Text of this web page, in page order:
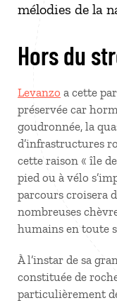
mélodies de la
Hors du
Levanzo a cette
préservée car
goudronnée, la
d’infrastructures
cette raison « île
pied ou à vélo
parcours croisera
nombreuses
humains en toute
À l’instar de sa
constituée de
particulièrement